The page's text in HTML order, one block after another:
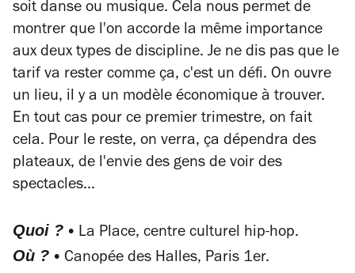
soit danse ou musique. Cela nous permet de
montrer que l'on accorde la même importance
aux deux types de discipline. Je ne dis pas que le
tarif va rester comme ça, c'est un défi. On ouvre
un lieu, il y a un modèle économique à trouver.
En tout cas pour ce premier trimestre, on fait
cela. Pour le reste, on verra, ça dépendra des
plateaux, de l'envie des gens de voir des
spectacles...
Quoi ? • La Place, centre culturel hip-hop.
Où ? • Canopée des Halles, Paris 1er.